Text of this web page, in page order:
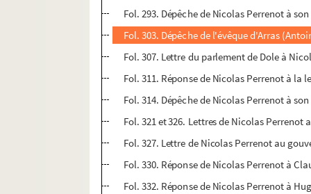
Fol. 293. Dépêche de Nicolas Perrenot à
Fol. 303. Dépêche de l'évêque d'Arras
Fol. 307. Lettre du parlement de Dole à
Fol. 311. Réponse de Nicolas Perrenot à la
Fol. 314. Dépêche de Nicolas Perrenot à
Fol. 321 et 326. Lettres de Nicolas Perrenot
Fol. 327. Lettre de Nicolas Perrenot au
Fol. 330. Réponse de Nicolas Perrenot à
Fol. 332. Réponse de Nicolas Perrenot à